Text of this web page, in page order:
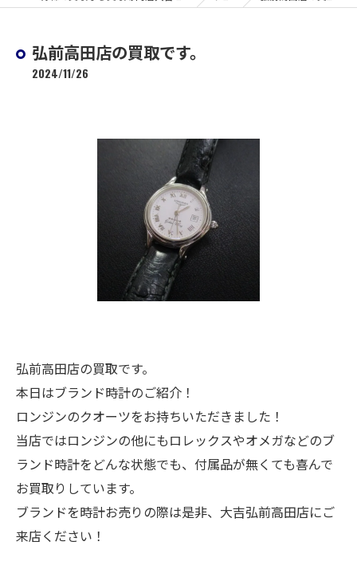
弘前高田店の買取です。
2024/11/26
弘前高田店の買取です。
本日はブランド時計のご紹介！
ロンジンのクオーツをお持ちいただきました！
当店ではロンジンの他にもロレックスやオメガなどのブ
ランド時計をどんな状態でも、付属品が無くても喜んで
お買取りしています。
ブランドを時計お売りの際は是非、大吉弘前高田店にご
来店ください！